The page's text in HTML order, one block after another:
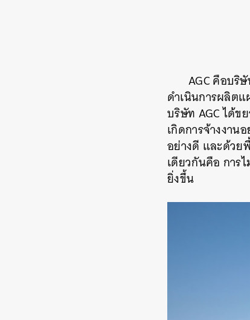
AGC คือบริ
ดำเนินการผลิต
บริษัท AGC ได้ข
เกิดการจ้างงาน
อย่างดี และด้วย
เดียวกันคือ การ
ยิ่งขึ้น